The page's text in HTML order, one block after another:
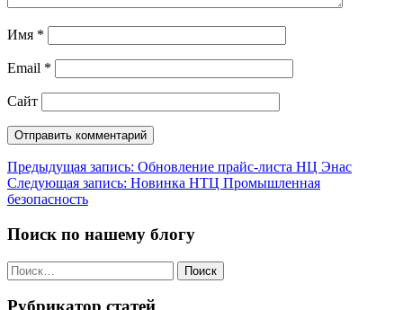
Имя *
Email *
Сайт
Навигация
по
Предыдущая запись: Обновление прайс-листа НЦ Энас
Следующая запись: Новинка НТЦ Промышленная
безопасность
Поиск по нашему блогу
Найти: